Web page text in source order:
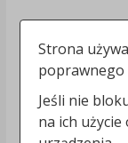
Strona
poprawnego
Jeśli nie
na ich